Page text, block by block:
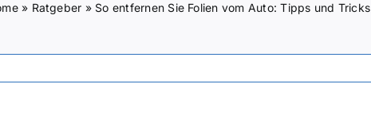
» Ratgeber » So entfernen Sie Folien vom Auto: Tipps und Tricks